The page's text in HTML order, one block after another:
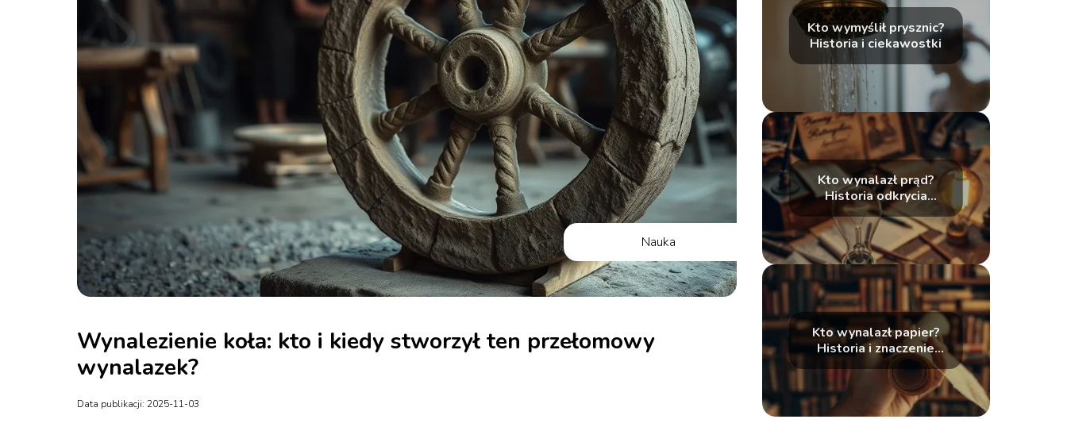
Nauka
Wynalezienie koła: kto i kiedy stworzył ten przełomowy
wynalazek?
Data publikacji: 2025-11-03
Kto wymyślił prysznic?
Historia i ciekawostki
Kto wynalazł prąd?
Historia odkrycia
elektryczności
Kto wynalazł papier?
Historia i znaczenie
wynalazku